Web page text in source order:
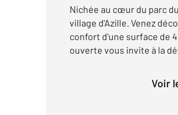
Nichée au cœur du parc
village d'Azille. Venez
confort d'une surface de
ouverte vous invite à la
Voir